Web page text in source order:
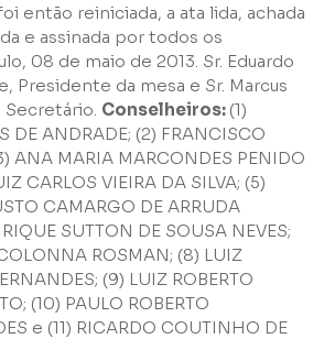
então reiniciada, a ata lida, achada
e assinada por todos os
08 de maio de 2013. Sr. Eduardo
Presidente da mesa e Sr. Marcus
Secretário. Conselheiros: (1)
DE ANDRADE; (2) FRANCISCO
ANA MARIA MARCONDES PENIDO
CARLOS VIEIRA DA SILVA; (5)
CAMARGO DE ARRUDA
SUTTON DE SOUSA NEVES;
ROSMAN; (8) LUIZ
(9) LUIZ ROBERTO
(10) PAULO ROBERTO
e (11) RICARDO COUTINHO DE
com os Termos de Usoe Política de